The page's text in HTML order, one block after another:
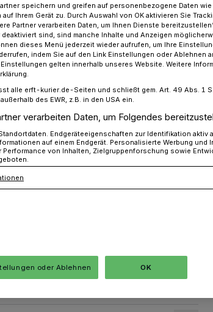
Jugendliche lassen Fahrzeug zurück
Fahrzeug
Wagen endete für eine
Anstel.
speichern und greifen auf personenbezogene Daten
Ihrem Gerät zu. Durch Auswahl von OK aktivieren Sie
Partner verarbeiten Daten, um Ihnen Dienste
deaktiviert sind, sind manche Inhalte und Anzeigen
dieses Menü jederzeit wieder aufrufen, um Ihre
indem Sie auf den Link Einstellungen oder Ablehnen
gelten innerhalb unseres Website. Weitere
alle erft-kurier.de-Seiten und schließt gem. Art. 49 Abs. 1
des EWR, z.B. in den USA ein.
verarbeiten Daten, um Folgendes
Endgeräteeigenschaften zur Identifikation aktiv
auf einem Endgerät. Personalisierte Werbung und
Performance von Inhalten, Zielgruppenforschung sowie
oder Ablehnen OK